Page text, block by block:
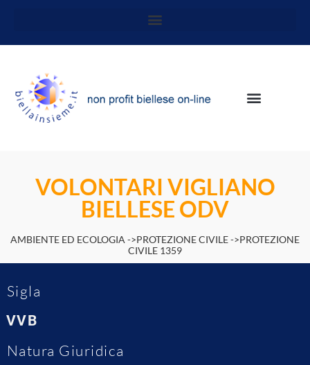
VOLONTARI VIGLIANO
BIELLESE ODV
AMBIENTE ED ECOLOGIA ->PROTEZIONE CIVILE ->PROTEZIONE
CIVILE 1359
Sigla
VVB
Natura Giuridica